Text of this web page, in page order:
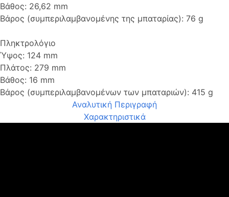
Βάθος: 26,62 mm
Βάρος (συμπεριλαμβανομένης της μπαταρίας): 76 g
Πληκτρολόγιο
Ύψος: 124 mm
Πλάτος: 279 mm
Βάθος: 16 mm
Βάρος (συμπεριλαμβανομένων των μπαταριών): 415 g
Αναλυτική Περιγραφή
Χαρακτηριστικά